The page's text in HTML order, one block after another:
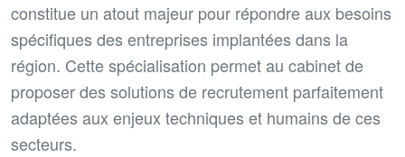
constitue un atout majeur pour répondre aux besoins
spécifiques des entreprises implantées dans la
région. Cette spécialisation permet au cabinet de
proposer des solutions de recrutement parfaitement
adaptées aux enjeux techniques et humains de ces
secteurs.